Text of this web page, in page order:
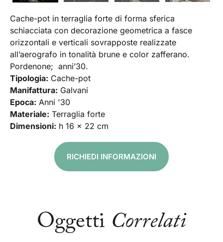
Cache-pot in terraglia forte di forma sferica
schiacciata con decorazione geometrica a fasce
orizzontali e verticali sovrapposte realizzate
all’aerografo in tonalità brune e color zafferano.
Pordenone; anni’30.
Tipologia: Cache-pot
Manifattura: Galvani
Epoca: Anni '30
Materiale: Terraglia forte
Dimensioni: h 16 x 22 cm
RICHIEDI INFORMAZIONI
Oggetti Correlati